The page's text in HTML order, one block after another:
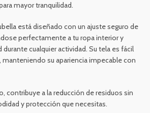
mayor tranquilidad.
está diseñado con un ajuste seguro de
perfectamente a tu ropa interior y
cualquier actividad. Su tela es fácil
manteniendo su apariencia impecable con
contribuye a la reducción de residuos sin
y protección que necesitas.